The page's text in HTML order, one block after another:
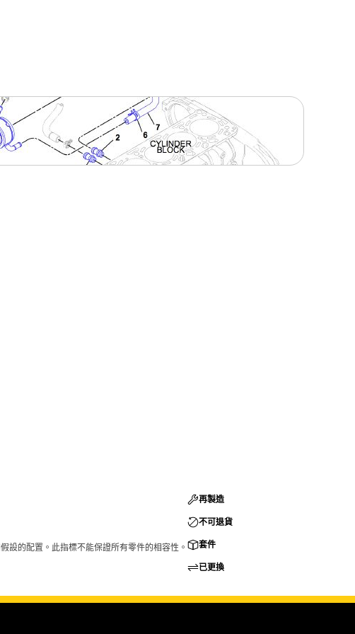
設的配置。此指標不能保證所有零件的相容性。
再製造
不可退貨
套件
已更換